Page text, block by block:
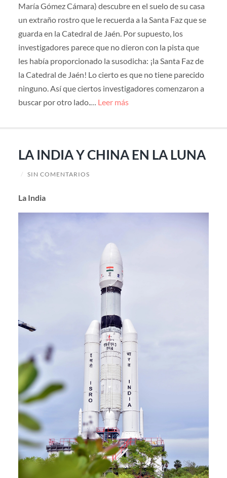
María Gómez Cámara) descubre en el suelo de su casa
un extraño rostro que le recuerda a la Santa Faz que se
guarda en la Catedral de Jaén. Por supuesto, los
investigadores parece que no dieron con la pista que
les había proporcionado la susodicha: ¡la Santa Faz de
la Catedral de Jaén! Lo cierto es que no tiene parecido
ninguno. Así que ciertos investigadores comenzaron a
buscar por otro lado.… Leer más
LA INDIA Y CHINA EN LA LUNA
/ SIN COMENTARIOS
La India